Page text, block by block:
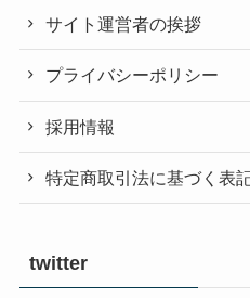
サイト運営者の挨拶
プライバシーポリシー
採用情報
特定商取引法に基づく表
twitter